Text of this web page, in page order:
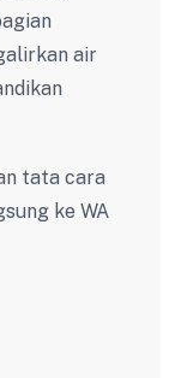
air
tata cara
ke WA